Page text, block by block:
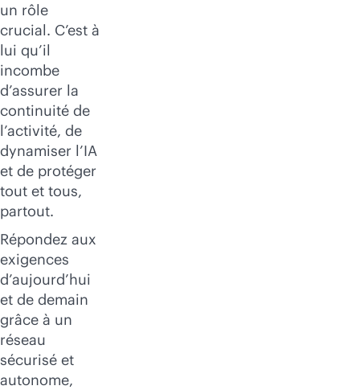
un rôle
crucial. C’est à
lui qu’il
incombe
d’assurer la
continuité de
l’activité, de
dynamiser l’IA
et de protéger
tout et tous,
partout.
Répondez aux
exigences
d’aujourd’hui
et de demain
grâce à un
réseau
sécurisé et
autonome,